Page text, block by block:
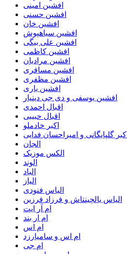
افشین امینی
افشین حسنی
افشین خان
افشین سیاهپوش
افشین علی بیگی
افشین کاظمی
افشین مرادیان
افشین مسافری
افشین مظفری
افشین یاری
افشین یوسفی و دی جی دینیار
اقبال احمدی
اقبال حبیبی
اکبر خادملو
اکبر گلپایگانی و امیراحسان فدایی
الجان
الکس موزیک
الوند
الیاد
الیاز
الیاس فنودی
الیاس یالچینتاش و فرزاد فرزین
ام آر ایت
ام‌ ار بند
ام اس
ام اس و سامیارزد
ام جی